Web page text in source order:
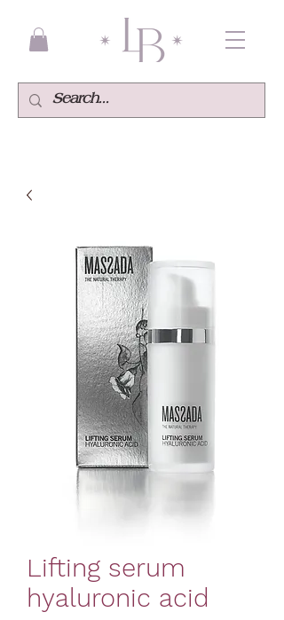
Lifting serum
hyaluronic acid